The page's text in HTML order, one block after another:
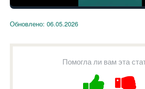
Обновлено: 06.05.2026
Помогла ли вам эта